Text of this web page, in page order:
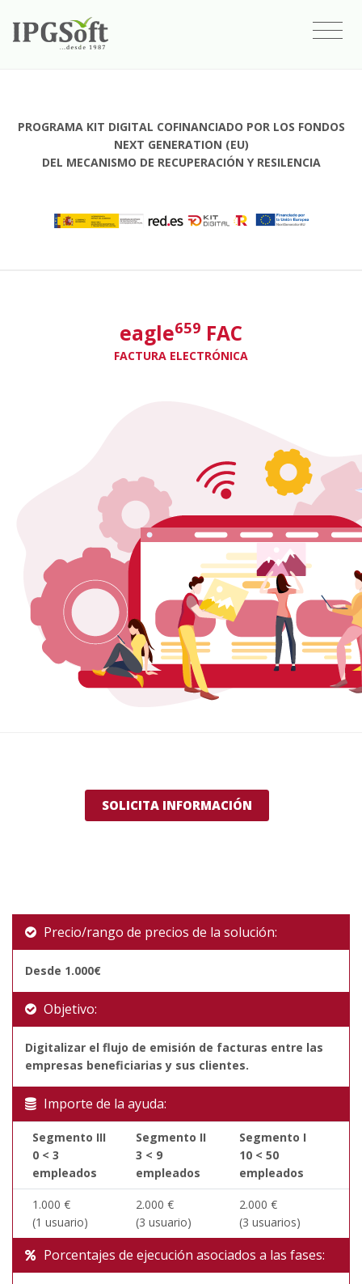
PROGRAMA KIT DIGITAL COFINANCIADO POR LOS FONDOS
NEXT GENERATION (EU)
DEL MECANISMO DE RECUPERACIÓN Y RESILENCIA
eagle659 FAC
FACTURA ELECTRÓNICA
SOLICITA INFORMACIÓN
Precio/rango de precios de la solución:
Desde 1.000€
Objetivo:
Digitalizar el flujo de emisión de facturas entre las
empresas beneficiarias y sus clientes.
Importe de la ayuda:
Segmento III
0 < 3
empleados
Segmento II
3 < 9
empleados
Segmento I
10 < 50
empleados
1.000 €
(1 usuario)
2.000 €
(3 usuario)
2.000 €
(3 usuarios)
Porcentajes de ejecución asociados a las fases: